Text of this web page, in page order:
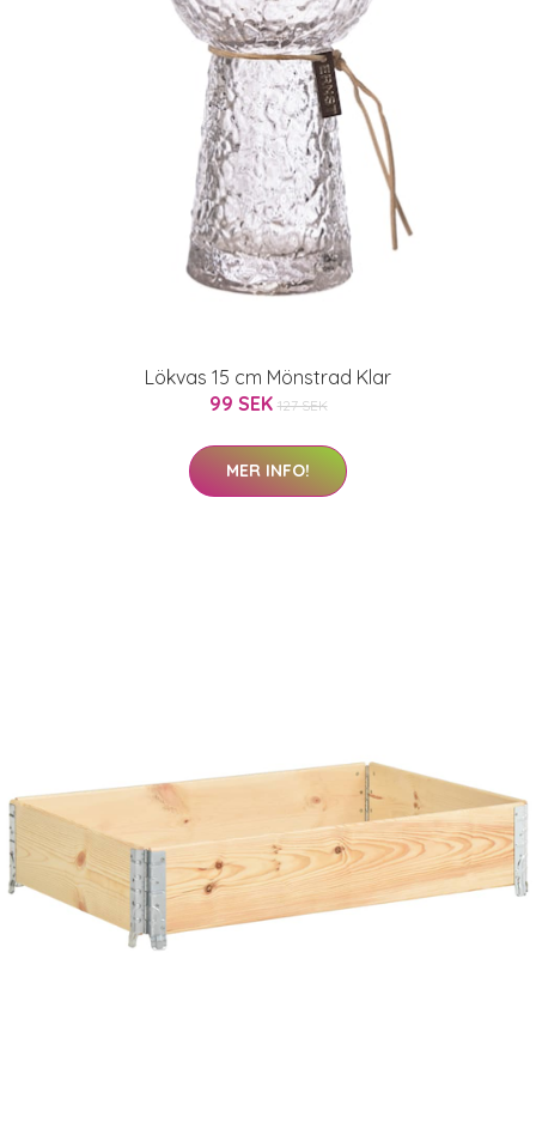
Lökvas 15 cm Mönstrad Klar
99 SEK 127 SEK
MER INFO!